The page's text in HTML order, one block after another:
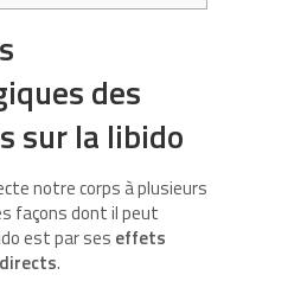
des
sur la libido
notre corps à plusieurs
façons dont il peut
est par ses effets
.